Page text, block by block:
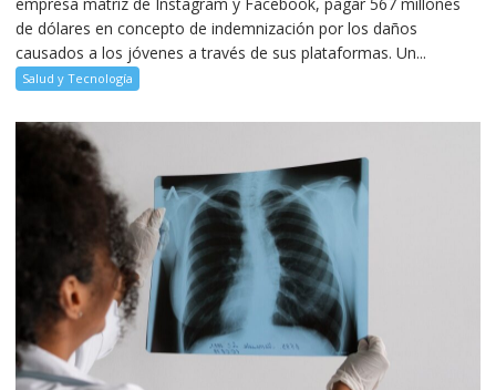
de dólares en concepto de indemnización por los daños
causados a los jóvenes a través de sus plataformas. Un...
Salud y Tecnología